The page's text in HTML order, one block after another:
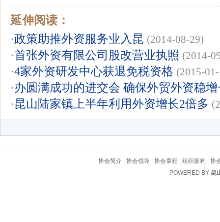
延伸阅读：
·政策助推外资服务业入昆 (2014-08-29)
·首张外资有限公司股改营业执照 (2014-
·4家外资研发中心获退免税资格 (2015-
·办圆满成功的进交会 确保外贸外资稳
·昆山陆家镇上半年利用外资增长2倍多
协会简介 |协会领导 |协会章程 |组织架构 |协
POWERED BY 昆